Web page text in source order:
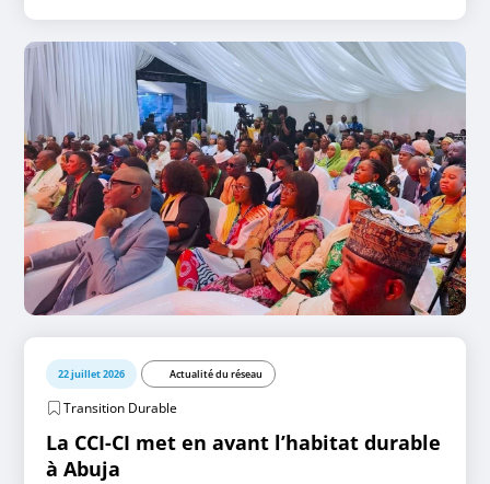
22 juillet 2026 Actualité du réseau
Transition Durable
La CCI-CI met en avant l’habitat durable
à Abuja